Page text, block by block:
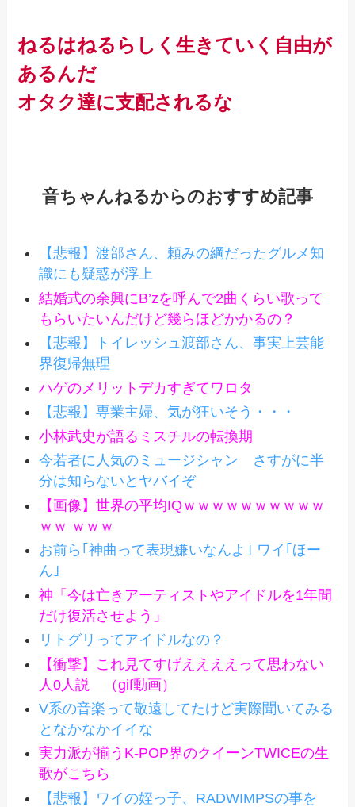
ねるはねるらしく生きていく自由が
あるんだ
オタク達に支配されるな
音ちゃんねるからのおすすめ記事
【悲報】渡部さん、頼みの綱だったグルメ知
識にも疑惑が浮上
結婚式の余興にB’zを呼んで2曲くらい歌って
もらいたいんだけど幾らほどかかるの？
【悲報】トイレッシュ渡部さん、事実上芸能
界復帰無理
ハゲのメリットデカすぎてワロタ
【悲報】専業主婦、気が狂いそう・・・
小林武史が語るミスチルの転換期
今若者に人気のミュージシャン さすがに半
分は知らないとヤバイぞ
【画像】世界の平均IQｗｗｗｗｗｗｗｗｗｗ
ｗｗ ｗｗｗ
お前ら｢神曲って表現嫌いなんよ｣ ワイ｢ほー
ん｣
神「今は亡きアーティストやアイドルを1年間
だけ復活させよう」
リトグリってアイドルなの？
【衝撃】これ見てすげええええって思わない
人0人説 （gif動画）
V系の音楽って敬遠してたけど実際聞いてみる
となかなかイイな
実力派が揃うK-POP界のクイーンTWICEの生
歌がこちら
【悲報】ワイの姪っ子、RADWIMPSの事を